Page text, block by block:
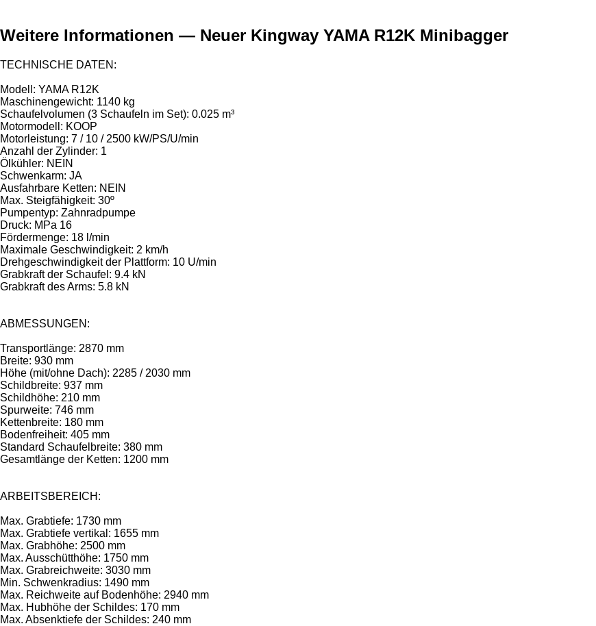
Weitere Informationen — Neuer Kingway YAMA R12K Minibagger
TECHNISCHE DATEN:
Modell: YAMA R12K
Maschinengewicht: 1140 kg
Schaufelvolumen (3 Schaufeln im Set): 0.025 m³
Motormodell: KOOP
Motorleistung: 7 / 10 / 2500 kW/PS/U/min
Anzahl der Zylinder: 1
Ölkühler: NEIN
Schwenkarm: JA
Ausfahrbare Ketten: NEIN
Max. Steigfähigkeit: 30º
Pumpentyp: Zahnradpumpe
Druck: MPa 16
Fördermenge: 18 l/min
Maximale Geschwindigkeit: 2 km/h
Drehgeschwindigkeit der Plattform: 10 U/min
Grabkraft der Schaufel: 9.4 kN
Grabkraft des Arms: 5.8 kN
ABMESSUNGEN:
Transportlänge: 2870 mm
Breite: 930 mm
Höhe (mit/ohne Dach): 2285 / 2030 mm
Schildbreite: 937 mm
Schildhöhe: 210 mm
Spurweite: 746 mm
Kettenbreite: 180 mm
Bodenfreiheit: 405 mm
Standard Schaufelbreite: 380 mm
Gesamtlänge der Ketten: 1200 mm
ARBEITSBEREICH:
Max. Grabtiefe: 1730 mm
Max. Grabtiefe vertikal: 1655 mm
Max. Grabhöhe: 2500 mm
Max. Ausschütthöhe: 1750 mm
Max. Grabreichweite: 3030 mm
Min. Schwenkradius: 1490 mm
Max. Reichweite auf Bodenhöhe: 2940 mm
Max. Hubhöhe der Schildes: 170 mm
Max. Absenktiefe der Schildes: 240 mm